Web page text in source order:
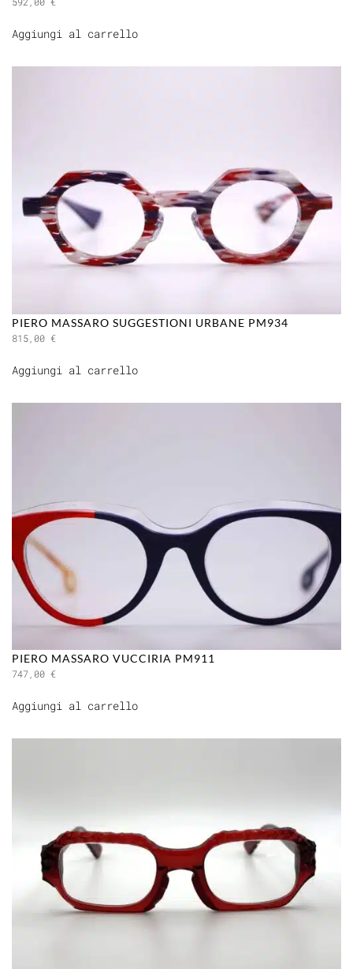
Aggiungi al carrello
PIERO MASSARO SUGGESTIONI URBANE PM934
815,00 €
Aggiungi al carrello
PIERO MASSARO VUCCIRIA PM911
747,00 €
Aggiungi al carrello